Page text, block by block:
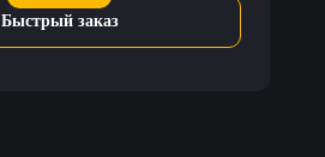
Быстрый заказ